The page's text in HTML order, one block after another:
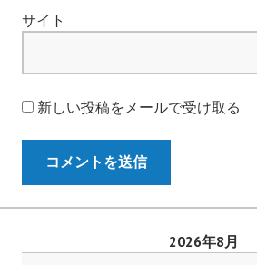
サイト
新しい投稿をメールで受け取る
2026年8月